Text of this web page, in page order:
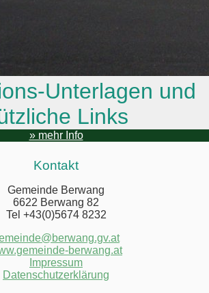
Unterlagen und
Links
» mehr Info
Kontakt
Gemeinde Berwang
6622 Berwang 82
Tel +43(0)5674 8232
berwang.at
Impressum
Datenschutzerklärung